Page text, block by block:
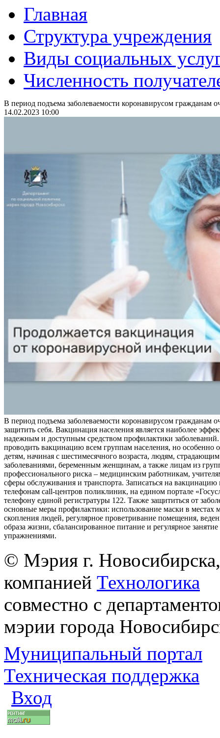
Главная
Структура учреждения
Виды социальных
Численность
В период подъема заболеваемости коронавирусом гражданам
14.02.2023 10:00
В период подъема заболеваемости коронавирусом гражданам
защитить себя. Вакцинация населения является наиболее
надежным и доступным средством профилактики заболеваний.
проводить вакцинацию всем группам населения, но особенно
детям, начиная с шестимесячного возраста, людям,
заболеваниями, беременным женщинам, а также лицам из
профессионального риска – медицинским работникам,
сферы обслуживания и транспорта. Записаться на
телефонам call-центров поликлиник, на едином портале
телефону единой регистратуры 122. Также защититься от
основные меры профилактики: использование маски в местах
скопления людей, регулярное проветривание помещения,
образа жизни, сбалансированное питание и регулярное
упражнениями.
© Мэрия г.
компанией Технологика
совместно с
мэрии города
Муниципальный портал
Техническая поддержка
Вход